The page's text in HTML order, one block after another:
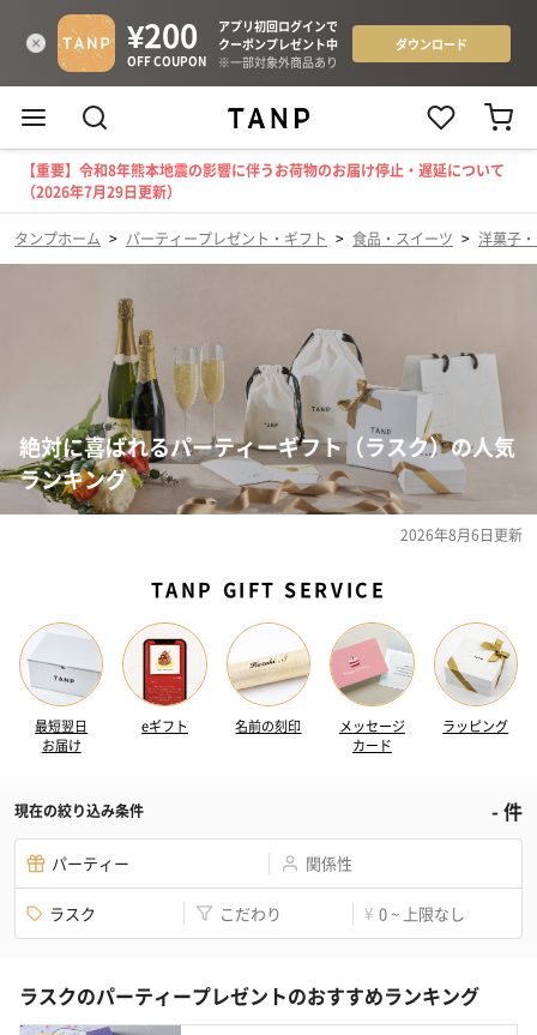
【重要】令和8年熊本地震の影響に伴うお荷物のお届け停止・遅延について
（2026年7月29日更新）
タンプホーム > パーティープレゼント・ギフト > 食品・スイーツ > 洋菓子
絶対に喜ばれるパーティーギフト（ラスク）の人気
ランキング
2026年8月6日更新
TANP GIFT SERVICE
最短翌日
お届け
eギフト 名前の刻印
メッセージ
カード
ラッピング
現在の絞り込み条件 -件
パーティー 関係性
ラスク こだわり ¥ 0 ~ 上限なし
ラスクのパーティープレゼントのおすすめランキング